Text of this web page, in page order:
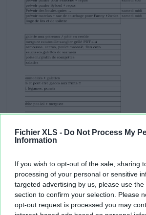
Fichier XLS - Do Not Process My
Information
If you wish to opt-out of the sale, sharing
processing of your personal or sensitive
targeted advertising by us, please use
section to confirm your selection. Please
opt-out request is processed you may